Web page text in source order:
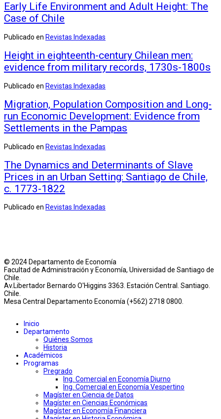
Early Life Environment and Adult Height: The
Case of Chile
Publicado en Revistas Indexadas
Height in eighteenth-century Chilean men:
evidence from military records, 1730s-1800s
Publicado en Revistas Indexadas
Migration, Population Composition and Long-
run Economic Development: Evidence from
Settlements in the Pampas
Publicado en Revistas Indexadas
The Dynamics and Determinants of Slave
Prices in an Urban Setting: Santiago de Chile,
c. 1773-1822
Publicado en Revistas Indexadas
© 2024 Departamento de Economía
Facultad de Administración y Economía, Universidad de Santiago de
Chile.
Av.Libertador Bernardo O'Higgins 3363. Estación Central. Santiago.
Chile.
Mesa Central Departamento Economía (+562) 2718 0800.
Inicio
Departamento
Quiénes Somos
Historia
Académicos
Programas
Pregrado
Ing. Comercial en Economía Diurno
Ing. Comercial en Economía Vespertino
Magíster en Ciencia de Datos
Magíster en Ciencias Económicas
Magíster en Economía Financiera